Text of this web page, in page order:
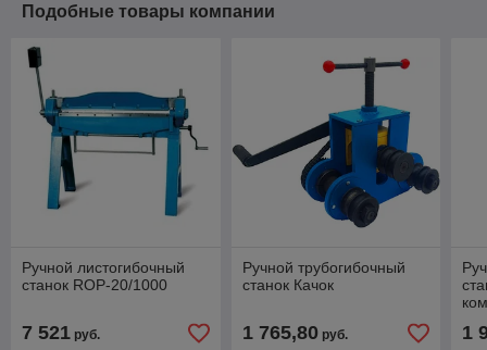
Подобные товары компании
Ручной листогибочный
станок ROP-20/1000
7 521 руб.
Ручной трубогибочный
станок Качок
1 765,80руб. 1